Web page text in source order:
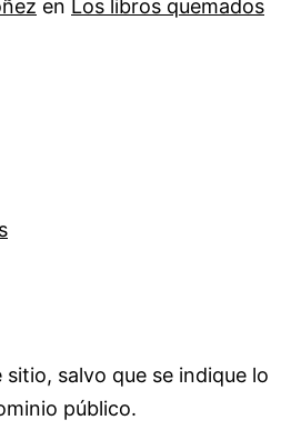
en Los libros quemados
salvo que se indique lo
público.